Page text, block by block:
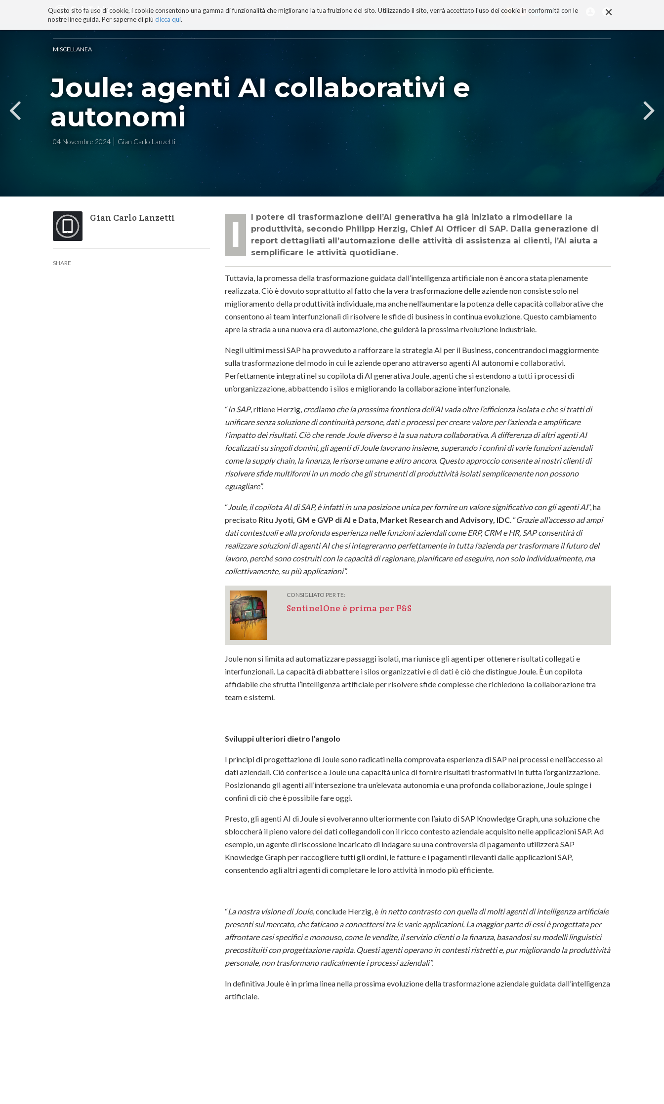
×
Questo sito fa uso di cookie, i cookie consentono una gamma di funzionalità che migliorano la tua fruizione del sito. Utilizzando il sito, verrà accettato l'uso dei cookie in conformità con le
nostre linee guida. Per saperne di più clicca qui.
BLOG TECNOCONSAPEVOLEZZA TECNOBIBLIOGRAFIA I MIEI LIBRI PROGETTO
ai
contenuti.
alla
navigazione
MISCELLANEA
Joule: agenti AI collaborativi e
autonomi
04 Novembre 2024 Gian Carlo Lanzetti
Gian Carlo Lanzetti
SHARE
Il potere di trasformazione dell’AI generativa ha già iniziato a rimodellare la
produttività, secondo Philipp Herzig, Chief AI Officer di SAP. Dalla generazione di
report dettagliati all’automazione delle attività di assistenza ai clienti, l’AI aiuta a
semplificare le attività quotidiane.
Tuttavia, la promessa della trasformazione guidata dall’intelligenza artificiale non è ancora stata pienamente
realizzata. Ciò è dovuto soprattutto al fatto che la vera trasformazione delle aziende non consiste solo nel
miglioramento della produttività individuale, ma anche nell’aumentare la potenza delle capacità collaborative che
consentono ai team interfunzionali di risolvere le sfide di business in continua evoluzione. Questo cambiamento
apre la strada a una nuova era di automazione, che guiderà la prossima rivoluzione industriale.
Negli ultimi messi SAP ha provveduto a rafforzare la strategia AI per il Business, concentrandoci maggiormente
sulla trasformazione del modo in cui le aziende operano attraverso agenti AI autonomi e collaborativi.
Perfettamente integrati nel su copilota di AI generativa Joule, agenti che si estendono a tutti i processi di
un’organizzazione, abbattendo i silos e migliorando la collaborazione interfunzionale.
“In SAP, ritiene Herzig, crediamo che la prossima frontiera dell’AI vada oltre l’efficienza isolata e che si tratti di
unificare senza soluzione di continuità persone, dati e processi per creare valore per l’azienda e amplificare
l’impatto dei risultati. Ciò che rende Joule diverso è la sua natura collaborativa. A differenza di altri agenti AI
focalizzati su singoli domini, gli agenti di Joule lavorano insieme, superando i confini di varie funzioni aziendali
come la supply chain, la finanza, le risorse umane e altro ancora. Questo approccio consente ai nostri clienti di
risolvere sfide multiformi in un modo che gli strumenti di produttività isolati semplicemente non possono
eguagliare”.
“ Joule, il copilota AI di SAP, è infatti in una posizione unica per fornire un valore significativo con gli agenti AI”, ha
precisato Ritu Jyoti, GM e GVP di AI e Data, Market Research and Advisory, IDC . “Grazie all’accesso ad ampi
dati contestuali e alla profonda esperienza nelle funzioni aziendali come ERP, CRM e HR, SAP consentirà di
realizzare soluzioni di agenti AI che si integreranno perfettamente in tutta l’azienda per trasformare il futuro del
lavoro, perché sono costruiti con la capacità di ragionare, pianificare ed eseguire, non solo individualmente, ma
collettivamente, su più applicazioni”.
CONSIGLIATO PER TE:
SentinelOne è prima per F&S
Joule non si limita ad automatizzare passaggi isolati, ma riunisce gli agenti per ottenere risultati collegati e
interfunzionali. La capacità di abbattere i silos organizzativi e di dati è ciò che distingue Joule. È un copilota
affidabile che sfrutta l’intelligenza artificiale per risolvere sfide complesse che richiedono la collaborazione tra
team e sistemi.
Sviluppi ulteriori dietro l’angolo
I principi di progettazione di Joule sono radicati nella comprovata esperienza di SAP nei processi e nell’accesso ai
dati aziendali. Ciò conferisce a Joule una capacità unica di fornire risultati trasformativi in tutta l’organizzazione.
Posizionando gli agenti all’intersezione tra un’elevata autonomia e una profonda collaborazione, Joule spinge i
confini di ciò che è possibile fare oggi.
Presto, gli agenti AI di Joule si evolveranno ulteriormente con l’aiuto di SAP Knowledge Graph, una soluzione che
sbloccherà il pieno valore dei dati collegandoli con il ricco contesto aziendale acquisito nelle applicazioni SAP. Ad
esempio, un agente di riscossione incaricato di indagare su una controversia di pagamento utilizzerà SAP
Knowledge Graph per raccogliere tutti gli ordini, le fatture e i pagamenti rilevanti dalle applicazioni SAP,
consentendo agli altri agenti di completare le loro attività in modo più efficiente.
“La nostra visione di Joule, conclude Herzig, è in netto contrasto con quella di molti agenti di intelligenza artificiale
presenti sul mercato, che faticano a connettersi tra le varie applicazioni. La maggior parte di essi è progettata per
affrontare casi specifici e monouso, come le vendite, il servizio clienti o la finanza, basandosi su modelli linguistici
precostituiti con progettazione rapida. Questi agenti operano in contesti ristretti e, pur migliorando la produttività
personale, non trasformano radicalmente i processi aziendali”.
In definitiva Joule è in prima linea nella prossima evoluzione della trasformazione aziendale guidata dall’intelligenza
artificiale.